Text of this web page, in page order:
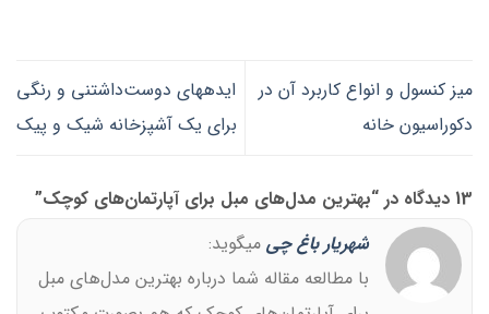
میز کنسول و انواع کاربرد آن در
دکوراسیون خانه
ایده‎های دوست‌داشتنی و رنگی
برای یک آشپزخانه شیک و پیک
13 دیدگاه در “ بهترین مدل‌های مبل‎ برای آپارتمان‌های کوچک
”
شهریار باغ چی میگوید: